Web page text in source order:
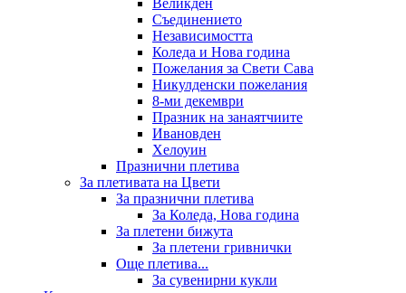
Съединението
Независимостта
Коледа и Нова година
Пожелания за Свети Сава
Никулденски пожелания
8-ми декември
Празник на занаятчиите
Ивановден
Хелоуин
Празнични плетива
За плетивата на Цвети
За празнични плетива
За Коледа, Нова година
За плетени бижута
За плетени гривнички
Още плетива...
За сувенирни кукли